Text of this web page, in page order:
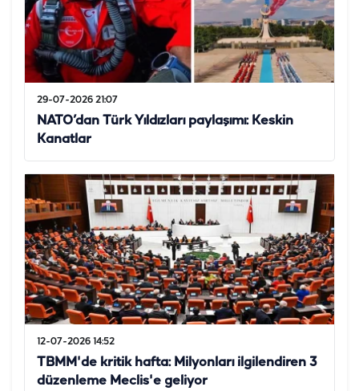
29-07-2026 21:07
NATO’dan Türk Yıldızları paylaşımı: Keskin
Kanatlar
12-07-2026 14:52
TBMM'de kritik hafta: Milyonları ilgilendiren 3
düzenleme Meclis'e geliyor